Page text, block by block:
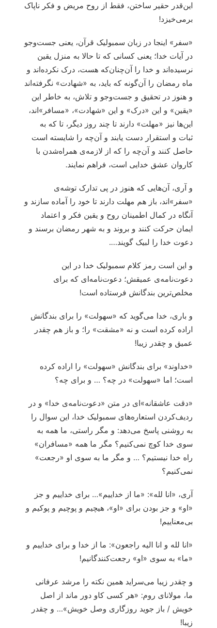
این‌قدر حقیر ساختن، فقط از روح مریض و فکر ناپاک
برمی‌خیزد!
«سفر» اینجا در زبان سمبولیک قرآن، یعنی جست‌وجو
در آیات خدا؛ یعنی کسانی که تا حالا به منزل یقین
نرسیده‌اند و خدا را آن‌چنان‌که هست، درک نکرده‌اند و
ماه رمضان را آن‌گونه که باید، به «شهادت» نگرفته‌اند
و هنوز در تحقیق و جست‌وجو و تلاش، به خاطر این
«یقین» و این «درک» و این «شهادت»، «مسافر»اند،
این‌ها نیز «مهلت» دارند تا چند روز دیگر، تا که به
ثبات و استقرار دست یابند و آن‌چه را شایسته است
حاصل کنند و آن‌چه را که از لازمه‌ی همراه‌شدن با
کاروان عشق خدایی است، فراهم نمایند.
و آری، آن‌هایی که هنوز در پی تدارک توشه‌ی
«سفر»اند، باز هم مهلت دارند تا خود را آماده سازند و
آنگاه در کمال اطمینان روح و یقین فکر و اعتماد
ایمان حرکت کنند و بروند و به شهر رمضان برسند و
دعوت خدا را لبیک گویند….
و این است رمز کلام سمبولیک خدا در این
دعوت‌نامه‌ی عمیقش؛ دعوت‌نامه‌ای که برای
مخلص‌ترین بندگانش فرستاده است!
و باری، خدا می‌گوید که «سهولت» را برای بندگانش
اراده کرده است و نه «مشقت» را؛ و باز هم چقدر
عمیق و چقدر زیبا!
«خداوند» برای بندگانش «سهولت» را اراده کرده
است؛ اما «سهولت» در چه؟ … و برای چه؟
«دقت عاشقانه‌»ای در متن «دعوت‌نامه‌ی خدا» و در
ردیف‌کردن استعاره‌های سمبولیک خدا، این سوال را
به روشنی پاسخ می‌دهد: و مگر راستی، ما همه به
سوی خدا کوچ نمی‌کنیم؟ مگر ما همه «مسافران»
راه خدا نیستیم؟ … و مگر ما به سوی او «رجعت»
نمی‌کنیم؟
آری، «انا لله»: «ما از خداییم»… برای خداییم و جز
«او» و جز بودن برای «او»، هیچیم و پوچیم و پوکیم و
بی‌معناییم!
«انا لله و انا الیه راجعون»: ما از خدا و برای خداییم و
«ما» به سوی «او» رجعت‌کنندگانیم!
و چقدر زیبا می‌سراید همین نکته را مرشد عرفانی
ما، مولانای روم: «هر کسی کاو دور ماند از اصل
خویش / باز جوید روزگاری وصل خویش»… و چقدر
زیبا!